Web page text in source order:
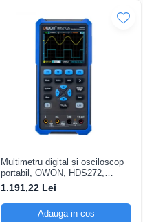
Multimetru digital și osciloscop
portabil, OWON, HDS272,
200mV-1kV, 200mA-
1.191,22 Lei
Adauga in cos